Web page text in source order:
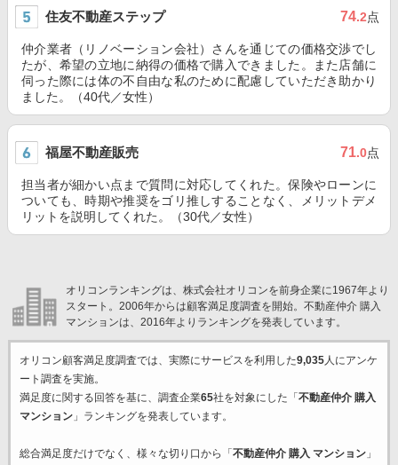
住友不動産ステップ 74.2点
仲介業者（リノベーション会社）さんを通じての価格交渉でし
たが、希望の立地に納得の価格で購入できました。また店舗に
伺った際には体の不自由な私のために配慮していただき助かり
ました。（40代／女性）
福屋不動産販売 71.0点
担当者が細かい点まで質問に対応してくれた。保険やローンに
ついても、時期や推奨をゴリ推しすることなく、メリットデメ
リットを説明してくれた。（30代／女性）
オリコンランキングは、株式会社オリコンを前身企業に1967年より
スタート。2006年からは顧客満足度調査を開始。不動産仲介 購入
マンションは、2016年よりランキングを発表しています。
オリコン顧客満足度調査では、実際にサービスを利用した9,035人にアンケ
ート調査を実施。
満足度に関する回答を基に、調査企業65社を対象にした「 不動産仲介 購入
マンション」ランキングを発表しています。
総合満足度だけでなく、様々な切り口から「 不動産仲介 購入 マンション」